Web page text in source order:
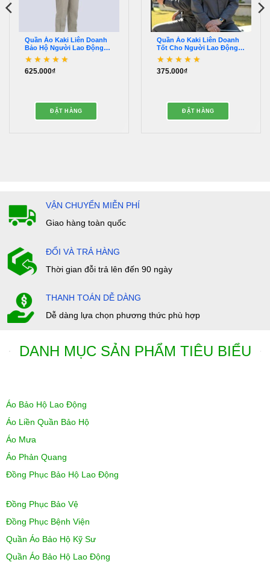
Quần Áo Kaki Liên Doanh
Bảo Hộ Người Lao Động
Cao Cấp – QQAK00037
Được xếp hạng
625.000₫
ĐẶT HÀNG
Quần Áo Kaki Liên Doanh
Tốt Cho Người Lao Động –
QQAK00033
Được xếp hạng
375.000₫
ĐẶT HÀNG
VẬN CHUYỂN MIỄN PHÍ
Giao hàng toàn quốc
ĐỔI VÀ TRẢ HÀNG
Thời gian đỗi trả lên đến 90 ngày
THANH TOÁN DỄ DÀNG
Dễ dàng lựa chọn phương thức phù hợp
DANH MỤC SẢN PHẨM TIÊU BIỂU
Áo Bảo Hộ Lao Động
Áo Liền Quần Bảo Hộ
Áo Mưa
Áo Phản Quang
Đồng Phục Bảo Hộ Lao Động
Đồng Phục Bảo Vệ
Đồng Phục Bệnh Viện
Quần Áo Bảo Hộ Kỹ Sư
Quần Áo Bảo Hộ Lao Động